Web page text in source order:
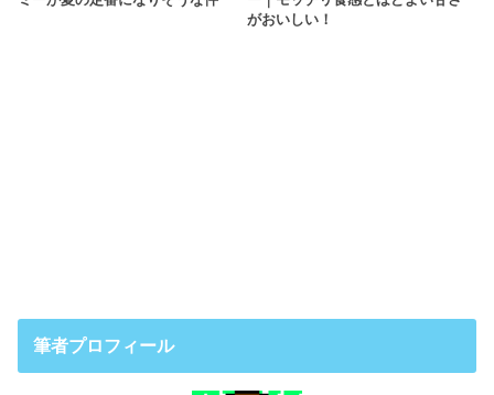
がおいしい！
筆者プロフィール